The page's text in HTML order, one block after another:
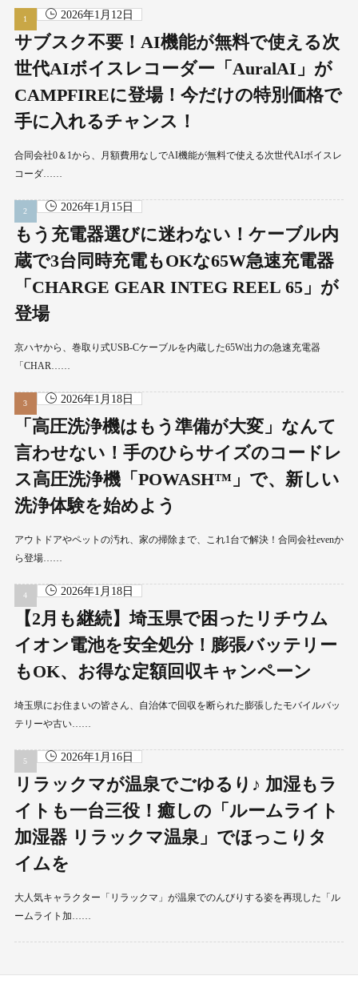
2026年1月12日
サブスク不要！AI機能が無料で使える次
世代AIボイスレコーダー「AuralAI」が
CAMPFIREに登場！今だけの特別価格で
手に入れるチャンス！
合同会社0＆1から、月額費用なしでAI機能が無料で使える次世代AIボイスレ
コーダ……
2026年1月15日
もう充電器選びに迷わない！ケーブル内
蔵で3台同時充電もOKな65W急速充電器
「CHARGE GEAR INTEG REEL 65」が
登場
京ハヤから、巻取り式USB-Cケーブルを内蔵した65W出力の急速充電器
「CHAR……
2026年1月18日
「高圧洗浄機はもう準備が大変」なんて
言わせない！手のひらサイズのコードレ
ス高圧洗浄機「POWASH™」で、新しい
洗浄体験を始めよう
アウトドアやペットの汚れ、家の掃除まで、これ1台で解決！合同会社evenか
ら登場……
2026年1月18日
【2月も継続】埼玉県で困ったリチウム
イオン電池を安全処分！膨張バッテリー
もOK、お得な定額回収キャンペーン
埼玉県にお住まいの皆さん、自治体で回収を断られた膨張したモバイルバッ
テリーや古い……
2026年1月16日
リラックマが温泉でごゆるり♪ 加湿もラ
イトも一台三役！癒しの「ルームライト
加湿器 リラックマ温泉」でほっこりタ
イムを
大人気キャラクター「リラックマ」が温泉でのんびりする姿を再現した「ル
ームライト加……